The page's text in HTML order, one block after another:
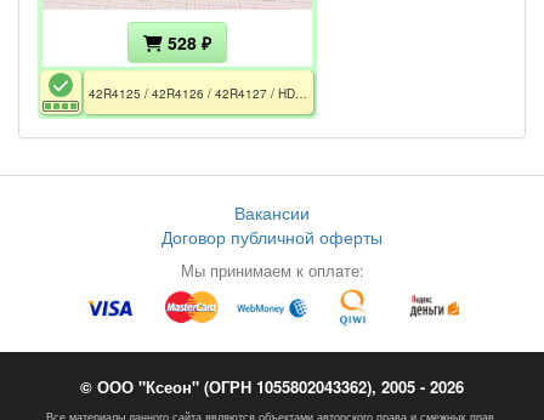
528 ₽
42R4125 / 42R4126 / 42R4127 / HDD Tray 3.5" / x3550 x3600 x3650 x3655 x3700 x3755 x3800 x3250 M3 DS3200 DS3300 DS3400
Вакансии
Договор публичной оферты
Мы принимаем к оплате:
© ООО "Ксеон" (ОГРН 1055802043362), 2005 - 2026